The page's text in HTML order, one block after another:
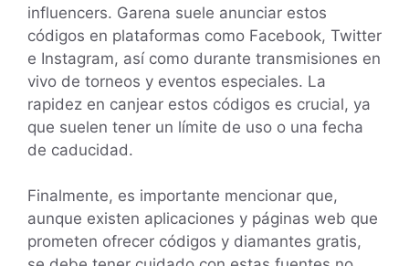
influencers. Garena suele anunciar estos
códigos en plataformas como Facebook, Twitter
e Instagram, así como durante transmisiones en
vivo de torneos y eventos especiales. La
rapidez en canjear estos códigos es crucial, ya
que suelen tener un límite de uso o una fecha
de caducidad.
Finalmente, es importante mencionar que,
aunque existen aplicaciones y páginas web que
prometen ofrecer códigos y diamantes gratis,